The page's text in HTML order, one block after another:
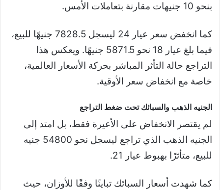
بنحو 10 جنيهات مقارنة بتعاملات الأمس.
كما انخفض سعر عيار 24 ليسجل 7828.5 جنيهًا للبيع،
فيما بلغ عيار 18 نحو 5871.5 جنيهًا. ويعكس هذا
التراجع حالة التأثر المباشر بحركة الأسعار العالمية،
خاصة مع انخفاض سعر الأوقية.
الجنيه الذهب والسبائك تحت ضغط التراجع
لم يقتصر الانخفاض على الأعيرة فقط، بل امتد إلى
الجنيه الذهب الذي تراجع ليسجل نحو 54800 جنيه
للبيع، متأثرًا بهبوط عيار 21.
كما شهدت أسعار السبائك تباينًا وفقًا للأوزان، حيث